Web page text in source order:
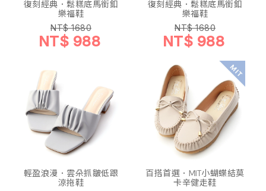
復刻經典．鬆糕底馬銜釦
樂福鞋
NT$ 1680
NT$ 988
復刻經典．鬆糕底馬銜釦
樂福鞋
NT$ 1680
NT$ 988
輕盈浪漫．雲朵抓皺低跟
涼拖鞋
百搭首選．MIT小蝴蝶結莫
卡辛健走鞋